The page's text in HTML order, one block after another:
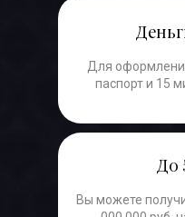
Для
паспорт и 15
До
Вы можете